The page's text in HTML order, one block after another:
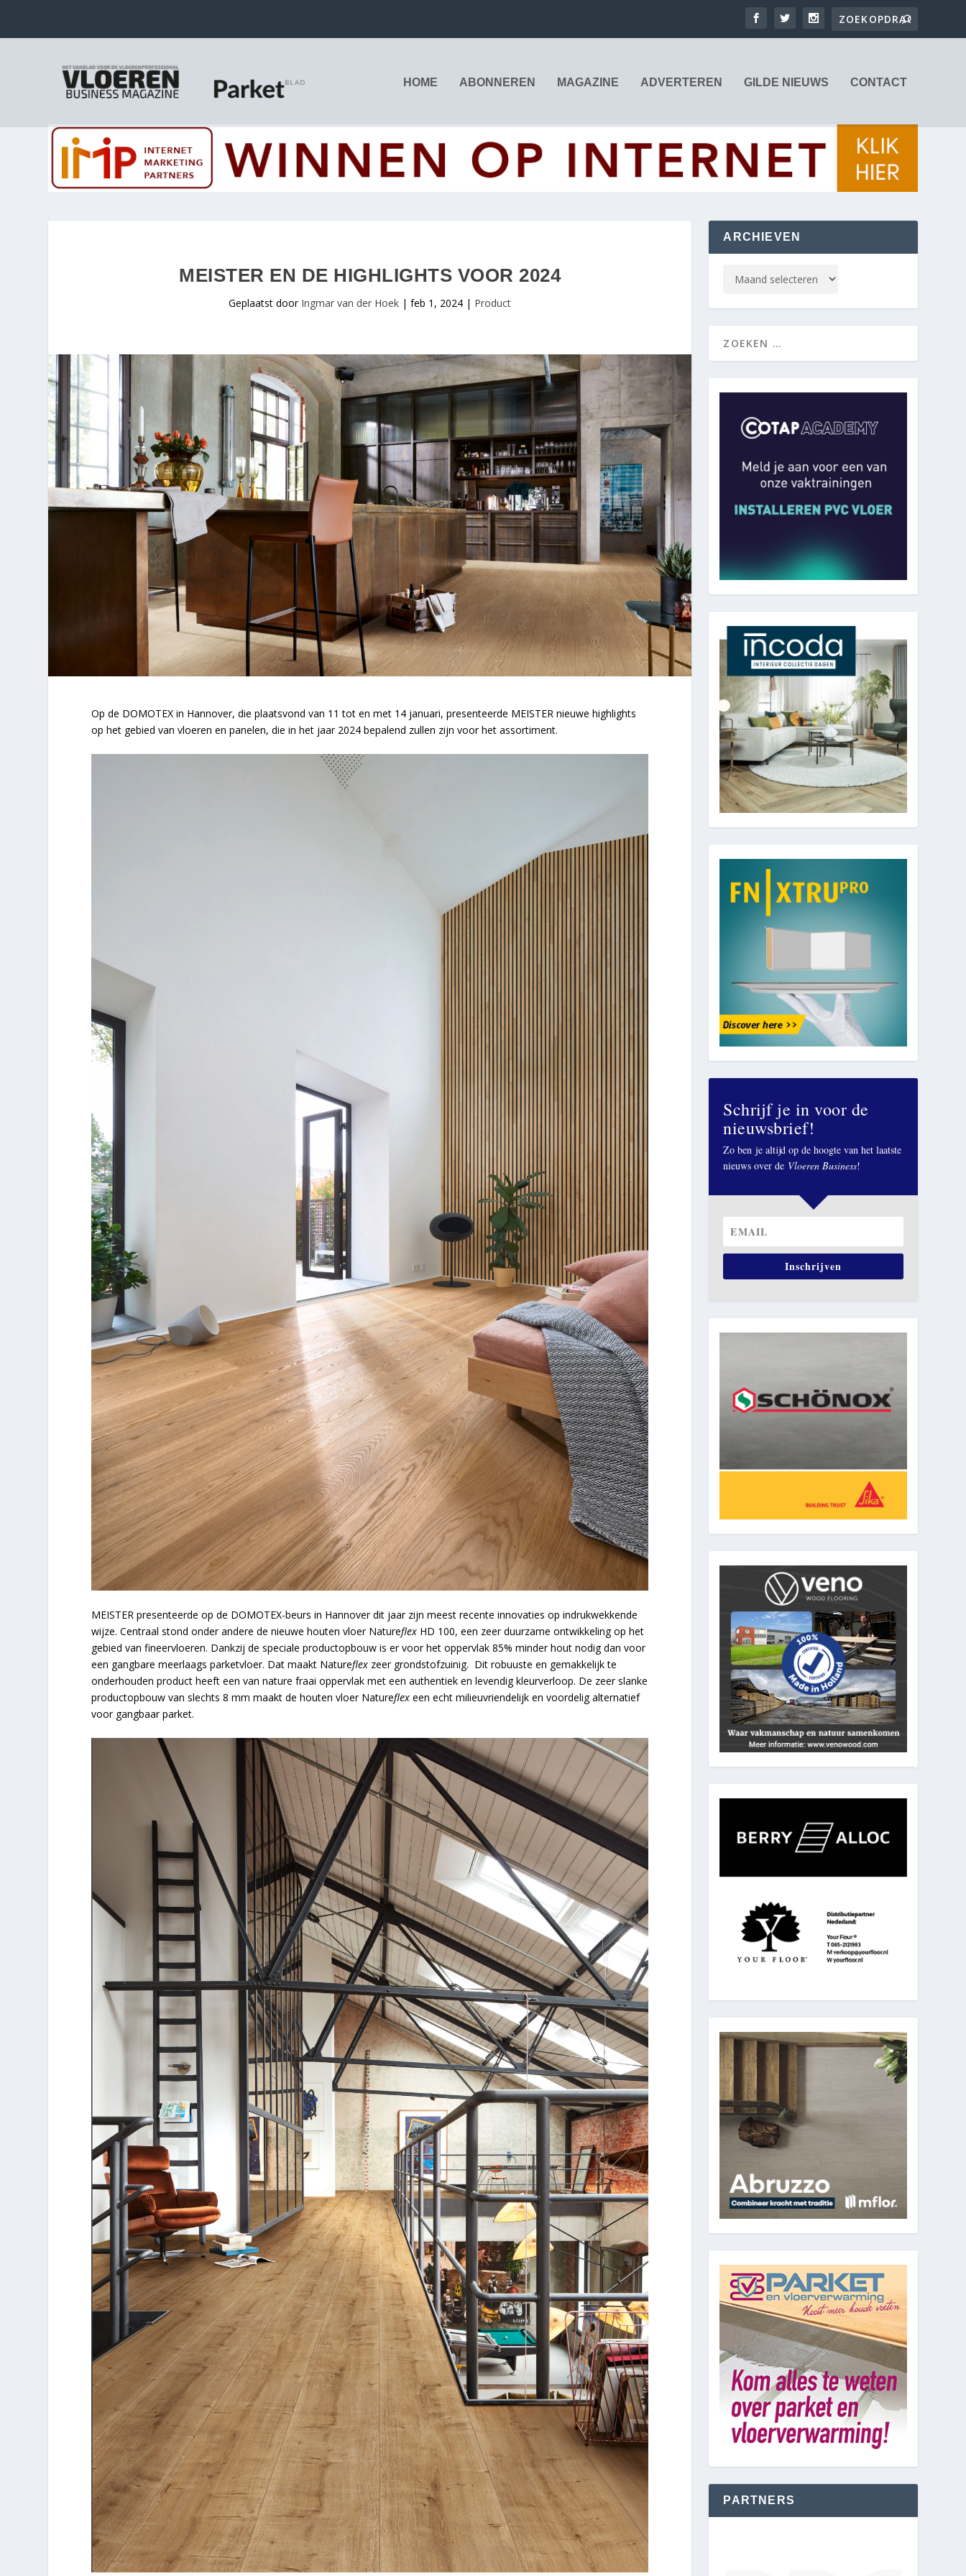
HOME ABONNEREN MAGAZINE ADVERTEREN GILDE NIEUWS CONTACT
MEISTER EN DE HIGHLIGHTS VOOR 2024
Geplaatst door Ingmar van der Hoek |feb 1, 2024 | Product
Op de DOMOTEX in Hannover, die plaatsvond van 11 tot en met 14 januari, presenteerde MEISTER nieuwe highlights
op het gebied van vloeren en panelen, die in het jaar 2024 bepalend zullen zijn voor het assortiment.
MEISTER presenteerde op de DOMOTEX-beurs in Hannover dit jaar zijn meest recente innovaties op indrukwekkende
wijze. Centraal stond onder andere de nieuwe houten vloer Natureflex HD 100, een zeer duurzame ontwikkeling op het
gebied van fineervloeren. Dankzij de speciale productopbouw is er voor het oppervlak 85% minder hout nodig dan voor
een gangbare meerlaags parketvloer. Dat maakt Natureflex zeer grondstofzuinig. Dit robuuste en gemakkelijk te
onderhouden product heeft een van nature fraai oppervlak met een authentiek en levendig kleurverloop. De zeer slanke
productopbouw van slechts 8 mm maakt de houten vloer Natureflexeen echt milieuvriendelijk en voordelig alternatief
voor gangbaar parket.
ARCHIEVEN
Schrijf je in voor de
nieuwsbrief!
Zo ben je altijd op de hoogte van het laatste
nieuws over de Vloeren Business!
Inschrijven
PARTNERS